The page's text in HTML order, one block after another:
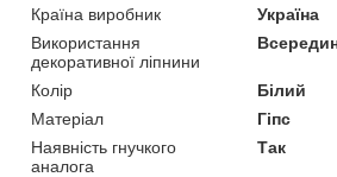
Країна виробник
Україна
Використання
декоративної ліпнини
Колір
Білий
Матеріал
Гіпс
Наявність гнучкого
аналога
Так